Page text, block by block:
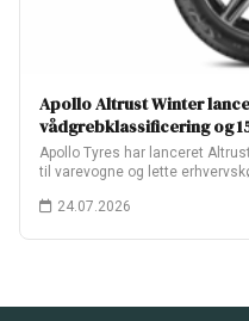
Apollo Altrust Winter
vådgrebklassificering og
Apollo Tyres har lanceret
til varevogne og lette
24.07.2026